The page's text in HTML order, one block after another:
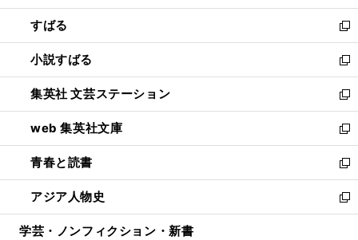
開
く
ウ
で
開
く
ン
ド
ウ
で
開
く
すばる
新
し
い
ウ
ィ
ン
ド
ウ
で
開
く
小説すばる
新
し
い
ウ
ィ
ン
ド
ウ
で
開
集英社 文芸ステーション
新
し
い
ウ
ィ
ン
ド
ウ
web 集英社文庫
新
し
い
ウ
ィ
ン
青春と読書
新
し
い
ウ
アジア人物史
新
し
学芸・ノンフィクション・新書